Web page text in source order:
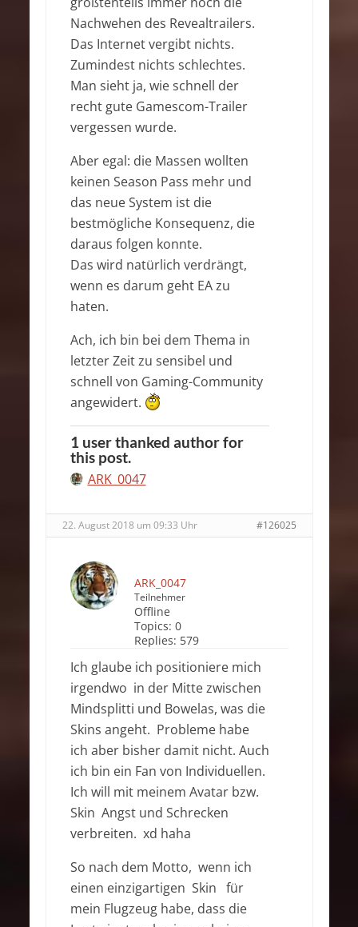
Nachwehen des Revealtrailers.
Das Internet vergibt nichts.
Zumindest nichts schlechtes.
Man sieht ja, wie schnell der
recht gute Gamescom-Trailer
vergessen wurde.
Aber egal: die Massen wollten
keinen Season Pass mehr und
das neue System ist die
bestmögliche Konsequenz, die
daraus folgen konnte.
Das wird natürlich verdrängt,
wenn es darum geht EA zu
haten.
Ach, ich bin bei dem Thema in
letzter Zeit zu sensibel und
schnell von Gaming-Community
angewidert.
1 user thanked author for
this post.
ARK_0047
22. August 2018 um 09:33 Uhr #126025
ARK_0047
Teilnehmer
Offline
Topics: 0
Replies: 579
Ich glaube ich positioniere mich
irgendwo in der Mitte zwischen
Mindsplitti und Bowelas, was die
Skins angeht. Probleme habe
ich aber bisher damit nicht. Auch
ich bin ein Fan von Individuellen.
Ich will mit meinem Avatar bzw.
Skin Angst und Schrecken
verbreiten. xd haha
So nach dem Motto, wenn ich
einen einzigartigen Skin für
mein Flugzeug habe, dass die